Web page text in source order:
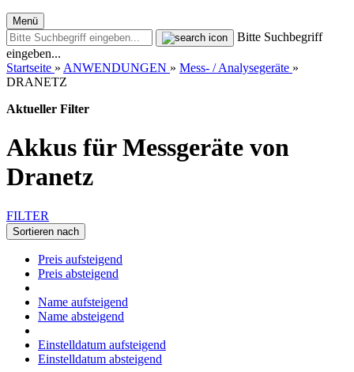
Menü
Bitte Suchbegriff
eingeben...
Startseite » ANWENDUNGEN » Mess- / Analysegeräte »
DRANETZ
Aktueller Filter
Akkus für Messgeräte von
Dranetz
FILTER
Sortieren nach
Preis aufsteigend
Preis absteigend
Name aufsteigend
Name absteigend
Einstelldatum aufsteigend
Einstelldatum absteigend